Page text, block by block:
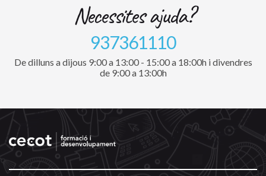
Necessites ajuda?
937361110
De dilluns a dijous 9:00 a 13:00 - 15:00 a 18:00h i divendres
de 9:00 a 13:00h